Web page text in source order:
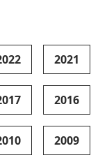
2021
2016
2009